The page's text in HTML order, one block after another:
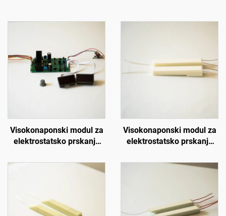
Visokonaponski modul za
elektrostatsko prskanje
Visokonaponski modul za
elektrostatsko prskanje